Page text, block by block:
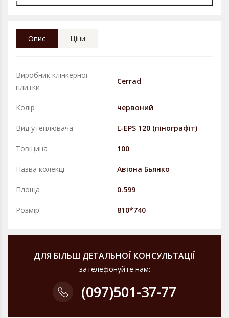
Опис Ціни
Виробник клінкерної
плитки
Cerrad
Колір червоний
Вид утеплювача L-EPS 120 (пінографіт)
Товщина 100
Назва колекції Авіона Бьянко
Площа 0.599
Розмір 810*740
ДЛЯ БІЛЬШ ДЕТАЛЬНОЇ КОНСУЛЬТАЦІЇ
зателефонуйте нам:
(097)501-37-77